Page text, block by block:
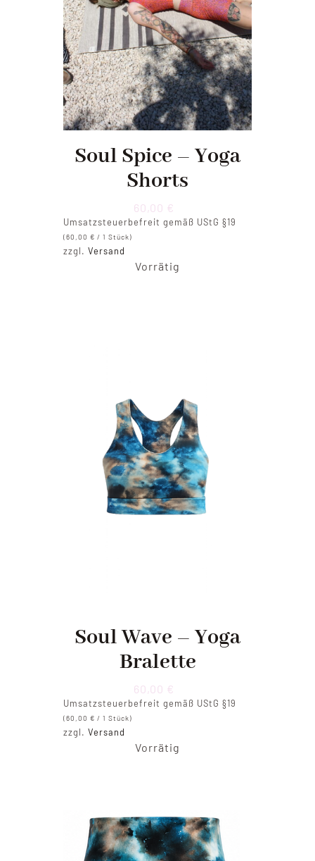
Soul Spice – Yoga
Shorts
60,00 €
Umsatzsteuerbefreit gemäß UStG §19
(60,00€ / 1 Stück)
zzgl.Versand
Vorrätig
Soul Wave – Yoga
Bralette
60,00 €
Umsatzsteuerbefreit gemäß UStG §19
(60,00€ / 1 Stück)
zzgl.Versand
Vorrätig